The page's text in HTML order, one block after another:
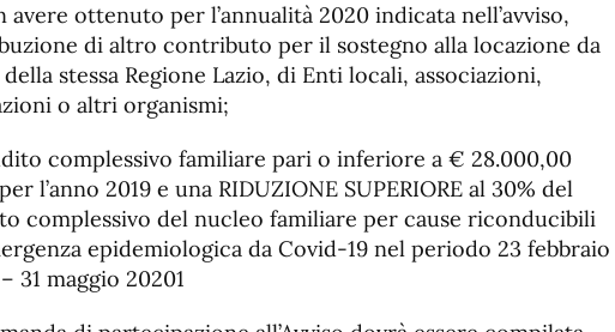
avere ottenuto per l’annualità 2020 indicata nell’avviso,
di altro contributo per il sostegno alla locazione da
stessa Regione Lazio, di Enti locali, associazioni,
o altri organismi;
complessivo familiare pari o inferiore a € 28.000,00
l’anno 2019 e una RIDUZIONE SUPERIORE al 30% del
complessivo del nucleo familiare per cause riconducibili
epidemiologica da Covid-19 nel periodo 23 febbraio
31 maggio 20201